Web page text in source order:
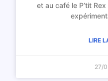
et au café le P’tit
LIRE
27/